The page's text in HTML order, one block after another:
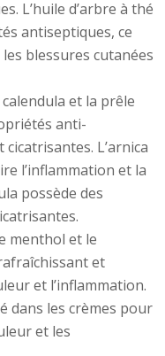
L’huile d’arbre à thé
antiseptiques, ce
blessures cutanées
calendula et la prêle
anti-
L’arnica
l’inflammation et la
possède des
menthol et le
et
et l’inflammation.
dans les crèmes pour
et les